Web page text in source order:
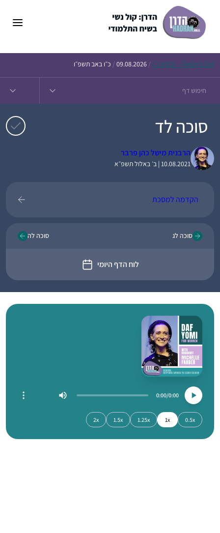
Today’s Daf – זבחים נ״ו /
09.08.2026
/ כ״ו באב תשפ״ו
סוכה לד
הרבנית מישל כהן פרבר
10.08.2021 | ב׳ באלול תשפ״א
הקדמה למסכת
סוכה לג
לוח הדף היומי
סוכה לה
0:00
0:00
0.5x
1x
1.25x
1.5x
2x